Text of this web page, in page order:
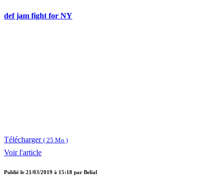
def jam fight for NY
Télécharger ( 25 Mo )
Voir l'article
Publié le 21/03/2019 à 15:18 par Belial